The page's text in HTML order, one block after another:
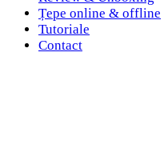
Țepe online & offline
Tutoriale
Contact